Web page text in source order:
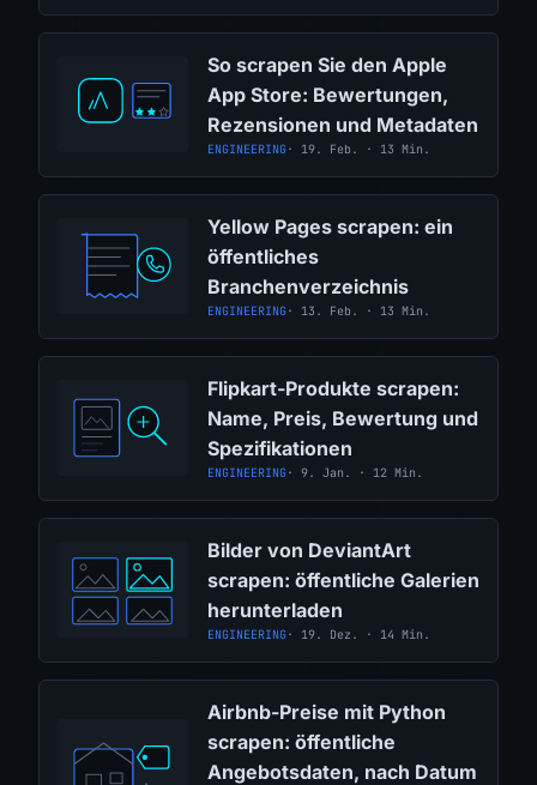
So scrapen Sie den Apple
App Store: Bewertungen,
Rezensionen und Metadaten
ENGINEERING· 19. Feb. · 13 Min.
Yellow Pages scrapen: ein
öffentliches
Branchenverzeichnis
ENGINEERING· 13. Feb. · 13 Min.
Flipkart-Produkte scrapen:
Name, Preis, Bewertung und
Spezifikationen
ENGINEERING· 9. Jan. · 12 Min.
Bilder von DeviantArt
scrapen: öffentliche Galerien
herunterladen
ENGINEERING· 19. Dez. · 14 Min.
Airbnb-Preise mit Python
scrapen: öffentliche
Angebotsdaten, nach Datum